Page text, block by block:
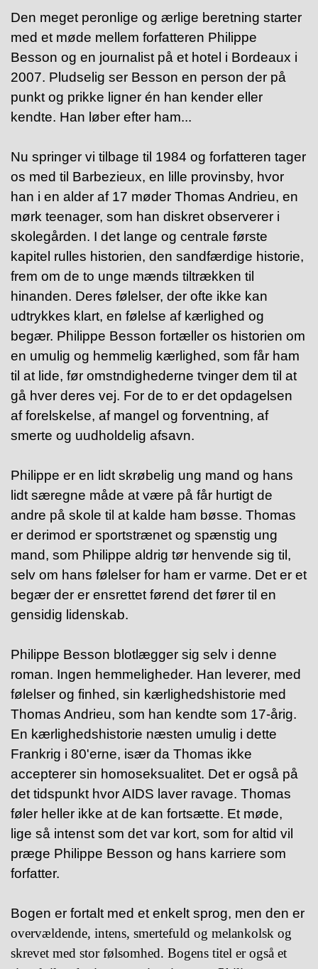
Den meget peronlige og ærlige beretning starter
med et møde mellem forfatteren Philippe
Besson og en journalist på et hotel i Bordeaux i
2007. Pludselig ser Besson en person der på
punkt og prikke ligner én han kender eller
kendte. Han løber efter ham...
Nu springer vi tilbage til 1984 og forfatteren tager
os med til Barbezieux, en lille provinsby, hvor
han i en alder af 17 møder Thomas Andrieu, en
mørk teenager, som han diskret observerer i
skolegården. I det lange og centrale første
kapitel rulles historien, den sandfærdige historie,
frem om de to unge mænds tiltrækken til
hinanden. Deres følelser, der ofte ikke kan
udtrykkes klart, en følelse af kærlighed og
begær. Philippe Besson fortæller os historien om
en umulig og hemmelig kærlighed, som får ham
til at lide, før omstndighederne tvinger dem til at
gå hver deres vej. For de to er det opdagelsen
af forelskelse, af mangel og forventning, af
smerte og uudholdelig afsavn.
Philippe er en lidt skrøbelig ung mand og hans
lidt særegne måde at være på får hurtigt de
andre på skole til at kalde ham bøsse. Thomas
er derimod er sportstrænet og spænstig ung
mand, som Philippe aldrig tør henvende sig til,
selv om hans følelser for ham er varme. Det er et
begær der er ensrettet førend det fører til en
gensidig lidenskab.
Philippe Besson blotlægger sig selv i denne
roman. Ingen hemmeligheder. Han leverer, med
følelser og finhed, sin kærlighedshistorie med
Thomas Andrieu, som han kendte som 17-årig.
En kærlighedshistorie næsten umulig i dette
Frankrig i 80'erne, især da Thomas ikke
accepterer sin homoseksualitet. Det er også på
det tidspunkt hvor AIDS laver ravage. Thomas
føler heller ikke at de kan fortsætte. Et møde,
lige så intenst som det var kort, som for altid vil
præge Philippe Besson og hans karriere som
forfatter.
Bogen er fortalt med et enkelt sprog, men den er
overvældende, intens, smertefuld og melankolsk og
skrevet med stor følsomhed. Bogens titel er også et